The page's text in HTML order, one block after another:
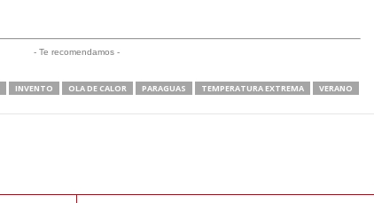
- Te recomendamos -
INVENTO OLA DE CALOR PARAGUAS TEMPERATURA EXTREMA VERANO